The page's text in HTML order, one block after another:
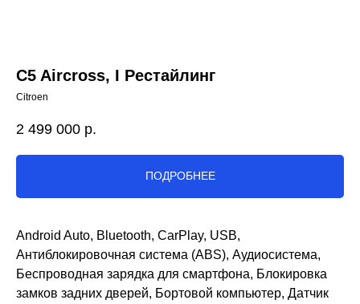
C5 Aircross, I Рестайлинг
Citroen
2 499 000 р.
ПОДРОБНЕЕ
Android Auto, Bluetooth, CarPlay, USB,
Антиблокировочная система (ABS), Аудиосистема,
Беспроводная зарядка для смартфона, Блокировка
замков задних дверей, Бортовой компьютер, Датчик